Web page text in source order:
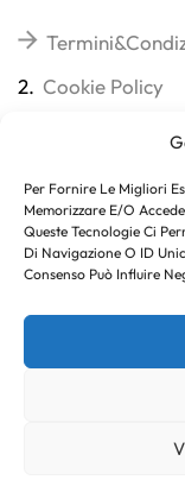
Per Fornire Le Migliori
Memorizzare E/o
Queste Tecnologie Ci
Di Navigazione O ID
Consenso Può Influire
2. Cookie Policy